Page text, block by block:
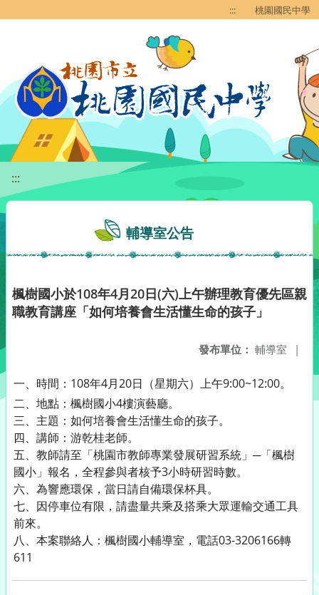
::: 桃園國民中學
:::
輔導室公告
楓樹國小於108年4月20日(六)上午辦理教育優先區親
職教育講座「如何培養會生活懂生命的孩子」
發布單位： 輔導室 |
一、時間：108年4月20日（星期六）上午9:00~12:00。
二、地點：楓樹國小4樓演藝廳。
三、主題：如何培養會生活懂生命的孩子。
四、講師：游乾桂老師。
五、教師請至「桃園市教師專業發展研習系統」─「楓樹
國小」報名，全程參與者核予3小時研習時數。
六、為響應環保，當日請自備環保杯具。
七、因停車位有限，請盡量共乘及搭乘大眾運輸交通工具
前來。
八、本案聯絡人：楓樹國小輔導室，電話03-3206166轉
611